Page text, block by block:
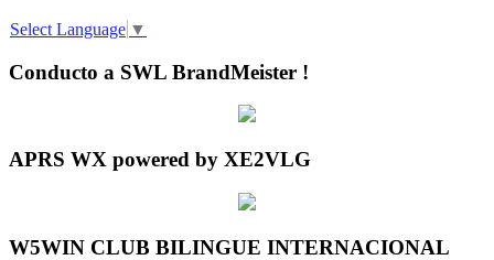
Select Language ▼
Conducto a SWL BrandMeister !
APRS WX powered by XE2VLG
W5WIN CLUB BILINGUE INTERNACIONAL